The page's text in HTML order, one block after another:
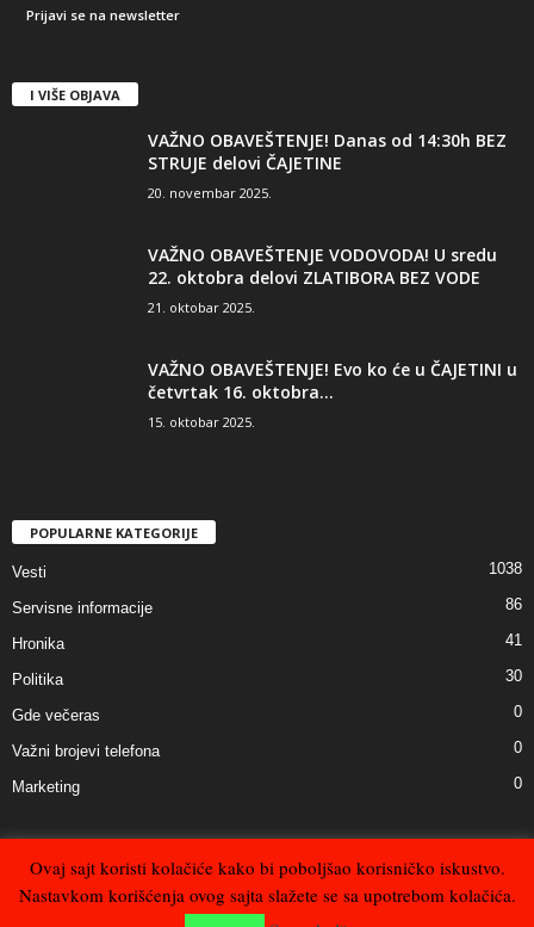
I VIŠE OBJAVA
VAŽNO OBAVEŠTENJE! Danas od 14:30h BEZ
STRUJE delovi ČAJETINE
20. novembar 2025.
VAŽNO OBAVEŠTENJE VODOVODA! U sredu
22. oktobra delovi ZLATIBORA BEZ VODE
21. oktobar 2025.
VAŽNO OBAVEŠTENJE! Evo ko će u ČAJETINI u
četvrtak 16. oktobra...
15. oktobar 2025.
POPULARNE KATEGORIJE
Vesti 1038
Servisne informacije 86
Hronika 41
Politika 30
Gde večeras 0
Važni brojevi telefona 0
Marketing 0
Kontakt Uslovi korišćenja, privatnost i zaštita podataka Impresum
Ovaj sajt koristi kolačiće kako bi poboljšao korisničko iskustvo.
Nastavkom korišćenja ovog sajta slažete se sa upotrebom kolačića.